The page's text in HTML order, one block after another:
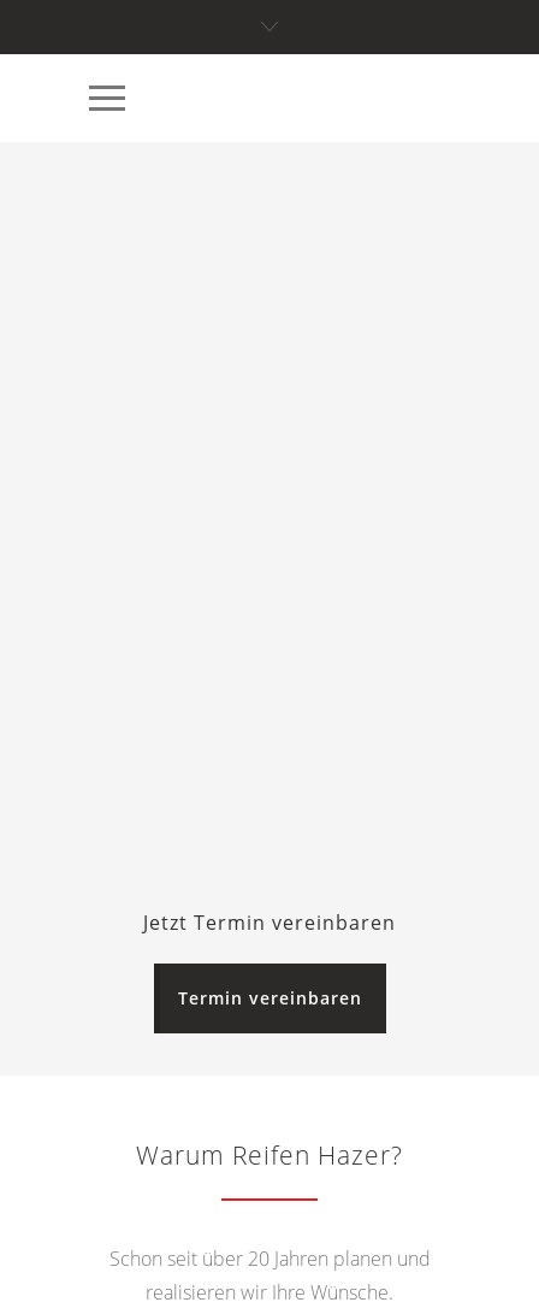
Jetzt Termin vereinbaren
Termin vereinbaren
Warum Reifen Hazer?
Schon seit über 20 Jahren planen und
realisieren wir Ihre Wünsche.